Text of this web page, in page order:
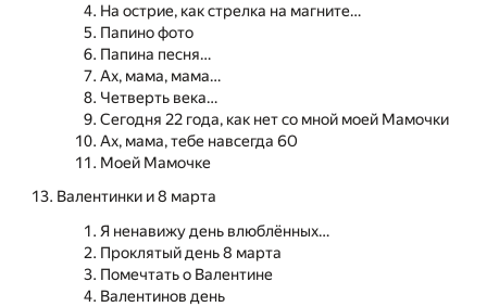
На острие, как стрелка на магните…
Папино фото
Папина песня…
Ах, мама, мама…
Четверть века…
Сегодня 22 года, как нет со мной моей Мамочки
Ах, мама, тебе навсегда 60
Моей Мамочке
Валентинки и 8 марта
Я ненавижу день влюблённых…
Проклятый день 8 марта
Помечтать о Валентине
Валентинов день